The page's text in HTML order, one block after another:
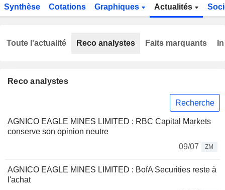
Synthèse Cotations Graphiques Actualités
Reco analystes
Recherche
AGNICO EAGLE MINES LIMITED : RBC Capital Markets
conserve son opinion neutre
09/07
ZM
AGNICO EAGLE MINES LIMITED : BofA Securities reste à
l'achat
Toute l'actualité Reco analystes Faits marquants